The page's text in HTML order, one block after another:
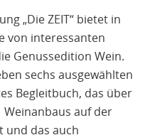
„Die ZEIT“ bietet in
von interessanten
Genussedition Wein.
sechs ausgewählten
Begleitbuch, das über
auf der
und das auch